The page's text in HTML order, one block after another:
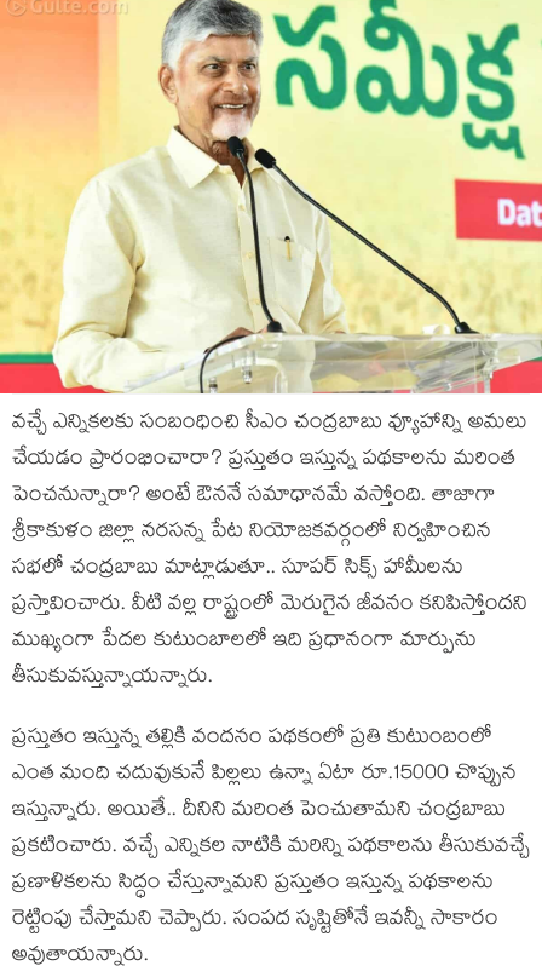
వ‌చ్చే ఎన్నిక‌ల‌కు సంబంధించి సీఎం చంద్ర‌బాబు వ్యూహాన్ని అమ‌లు
చేయ‌డం ప్రారంభించారా? ప్ర‌స్తుతం ఇస్తున్న ప‌థ‌కాల‌ను మ‌రింత
పెంచ‌నున్నారా? అంటే ఔన‌నే స‌మాధాన‌మే వ‌స్తోంది. తాజాగా
శ్రీకాకుళం జిల్లా న‌ర‌స‌న్న పేట నియోజ‌క‌వ‌ర్గంలో నిర్వ‌హించిన
స‌భ‌లో చంద్ర‌బాబు మాట్లాడుతూ.. సూప‌ర్ సిక్స్ హామీల‌ను
ప్ర‌స్తావించారు. వీటి వ‌ల్ల రాష్ట్రంలో మెరుగైన జీవ‌నం క‌నిపిస్తోంద‌ని
ముఖ్యంగా పేద‌ల కుటుంబాల‌లో ఇది ప్ర‌ధానంగా మార్పును
తీసుకువ‌స్తున్నాయ‌న్నారు.
ప్ర‌స్తుతం ఇస్తున్న త‌ల్లికి వంద‌నం ప‌థ‌కంలో ప్ర‌తి కుటుంబంలో
ఎంత మంది చ‌దువుకునే పిల్ల‌లు ఉన్నా ఏటా రూ.15000 చొప్పున
ఇస్తున్నారు. అయితే.. దీనిని మ‌రింత పెంచుతామ‌ని చంద్ర‌బాబు
ప్ర‌క‌టించారు. వ‌చ్చే ఎన్నిక‌ల నాటికి మ‌రిన్ని ప‌థ‌కాల‌ను తీసుకువ‌చ్చే
ప్ర‌ణాళిక‌ల‌ను సిద్ధం చేస్తున్నామ‌ని ప్ర‌స్తుతం ఇస్తున్న ప‌థ‌కాల‌ను
రెట్టింపు చేస్తామ‌ని చెప్పారు. సంప‌ద సృష్టితోనే ఇవ‌న్నీ సాకారం
అవుతాయ‌న్నారు.